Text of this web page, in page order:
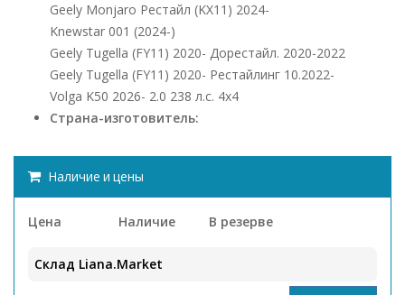
Geely Monjaro Рестайл (KX11) 2024-
Knewstar 001 (2024-)
Geely Tugella (FY11) 2020- Дорестайл. 2020-2022
Geely Tugella (FY11) 2020- Рестайлинг 10.2022-
Volga K50 2026- 2.0 238 л.с. 4x4
Страна-изготовитель:
Наличие и цены
Цена Наличие В резерве
Склад Liana.Market